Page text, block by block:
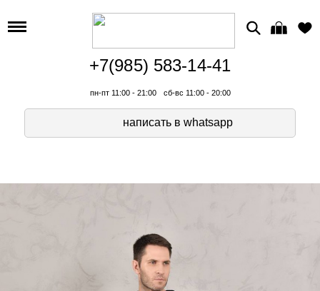
+7(985) 583-14-41
пн-пт 11:00 - 21:00 сб-вс 11:00 - 20:00
написать в whatsapp